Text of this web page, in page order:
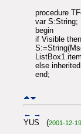
procedure
var S:String;
begin
if Visible
else
end;
← →
YUS (2001-12-